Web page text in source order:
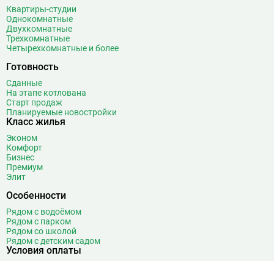
Волоколамская
Волхонка
Воробьёвы горы
Воронцовская
Выставочная
Выхино
Г Генерала Тюленева
Д Давыдково
Деловой центр
Дмитровская
Добрынинская
Домодедовская
Дорогомиловская
Достоевская
Квартиры-студии
Однокомнатные
Двухкомнатные
Трехкомнатные
Четырехкомнатные и более
Готовность
Сданные
На этапе котлована
Старт продаж
Планируемые новостройки
Класс жилья
Эконом
Комфорт
Бизнес
Премиум
Элит
Особенности
Рядом с водоёмом
Рядом с парком
Рядом со школой
Рядом с детским садом
Условия оплаты